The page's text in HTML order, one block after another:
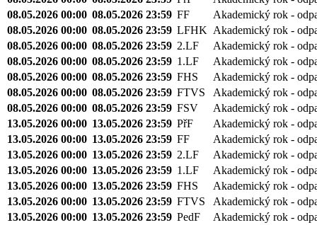
08.05.2026 00:00 08.05.2026 23:59 FF
Akademický rok -
08.05.2026 00:00 08.05.2026 23:59 LFHK Akademický rok -
08.05.2026 00:00 08.05.2026 23:59 2.LF
Akademický rok -
08.05.2026 00:00 08.05.2026 23:59 1.LF
Akademický rok -
08.05.2026 00:00 08.05.2026 23:59 FHS
Akademický rok -
08.05.2026 00:00 08.05.2026 23:59 FTVS
Akademický rok -
08.05.2026 00:00 08.05.2026 23:59 FSV
Akademický rok -
13.05.2026 00:00 13.05.2026 23:59 PřF
Akademický rok -
13.05.2026 00:00 13.05.2026 23:59 FF
Akademický rok -
13.05.2026 00:00 13.05.2026 23:59 2.LF
Akademický rok -
13.05.2026 00:00 13.05.2026 23:59 1.LF
Akademický rok -
13.05.2026 00:00 13.05.2026 23:59 FHS
Akademický rok -
13.05.2026 00:00 13.05.2026 23:59 FTVS
Akademický rok -
13.05.2026 00:00 13.05.2026 23:59 PedF
Akademický rok -